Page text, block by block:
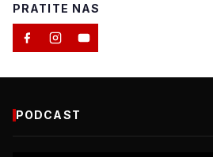
PRATITE NAS
PODCAST